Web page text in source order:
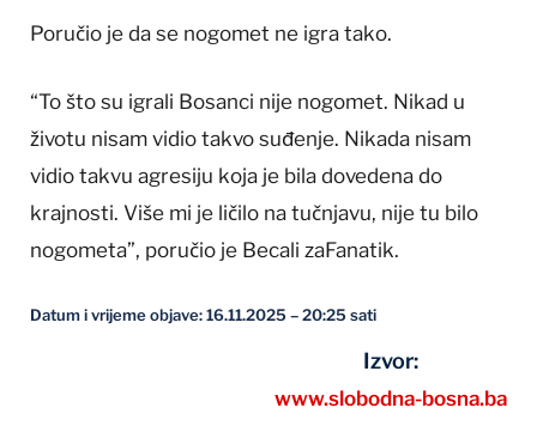
Poručio je da se nogomet ne igra tako.
“To što su igrali Bosanci nije nogomet. Nikad u
životu nisam vidio takvo suđenje. Nikada nisam
vidio takvu agresiju koja je bila dovedena do
krajnosti. Više mi je ličilo na tučnjavu, nije tu bilo
nogometa”, poručio je Becali zaFanatik.
Datum i vrijeme objave: 16.11.2025 – 20:25 sati
Izvor:
www.slobodna-bosna.ba